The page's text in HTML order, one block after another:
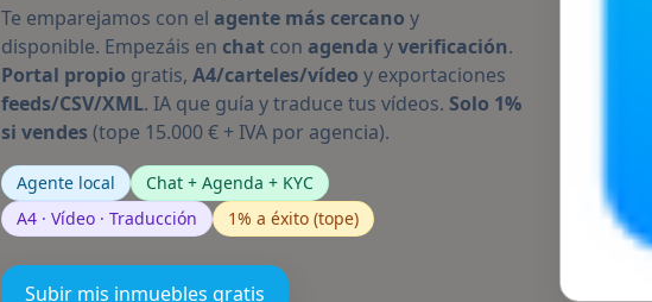
Te emparejamos con el agente más cercano y
disponible. Empezáis en chat con agenda yverificación.
Portal propio gratis, A4/carteles/vídeo y exportaciones
feeds/CSV/XML. IA que guía y traduce tus vídeos. Solo 1%
si vendes(tope 15.000 € + IVA por agencia).
Agente local
Chat + Agenda + KYC
A4 · Vídeo · Traducción
1% a éxito (tope)
Subir mis inmuebles gratis